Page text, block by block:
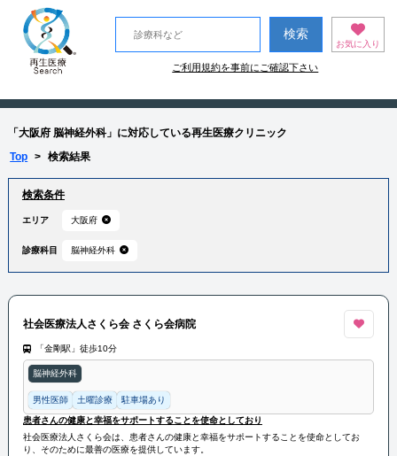
お気に入り
ご利用規約を事前にご確認下さい
「大阪府 脳神経外科」に対応している再生医療クリニック
Top > 検索結果
検索条件
エリア 大阪府
診療科目 脳神経外科
社会医療法人さくら会 さくら会病院
「金剛駅」徒歩10分
脳神経外科
男性医師 土曜診療 駐車場あり
患者さんの健康と幸福をサポートすることを使命としており
社会医療法人さくら会は、患者さんの健康と幸福をサポートすることを使命としてお
り、そのために最善の医療を提供しています。